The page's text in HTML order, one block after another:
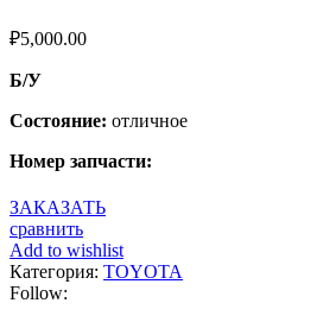
₽5,000.00
Б/У
Состояние: отличное
Номер запчасти:
ЗАКАЗАТЬ
сравнить
Add to wishlist
Категория: TOYOTA
Follow: